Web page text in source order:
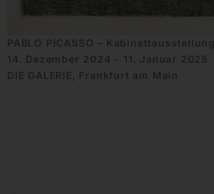
PABLO PICASSO – Kabinettausstellung
14. Dezember 2024 - 11. Januar 2025
DIE GALERIE, Frankfurt am Main